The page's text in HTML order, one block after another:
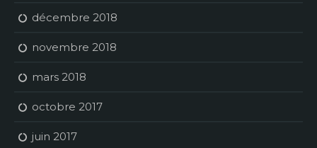
décembre 2018
novembre 2018
mars 2018
octobre 2017
juin 2017